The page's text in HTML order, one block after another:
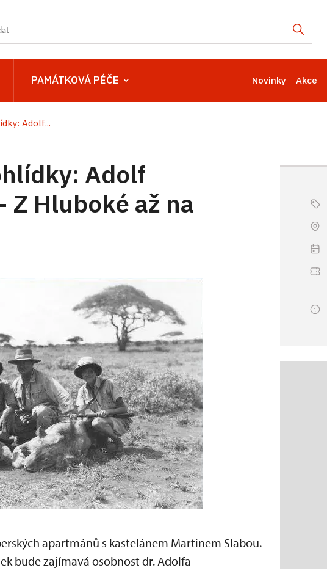
PAMÁTKOVÁ PÉČE Novinky Akce
Adolf...
Adolf
Z Hluboké až na
apartmánů s kastelánem Martinem Slabou.
bude zajímavá osobnost dr. Adolfa